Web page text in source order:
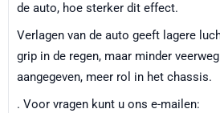
de auto, hoe sterker dit effect.
Verlagen van de auto geeft lagere
grip in de regen, maar minder
aangegeven, meer rol in het chassis.
. Voor vragen kunt u ons e-mailen: